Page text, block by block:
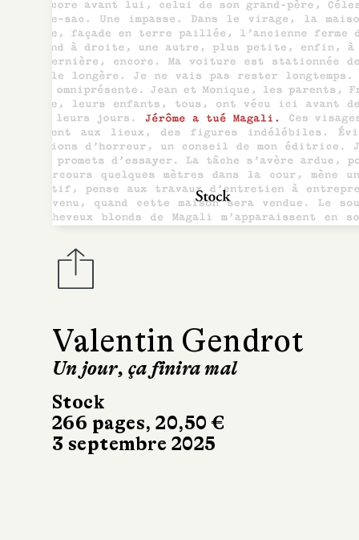
Valentin Gendrot
Un jour, ça finira mal
Stock
266 pages, 20,50 €
3 septembre 2025